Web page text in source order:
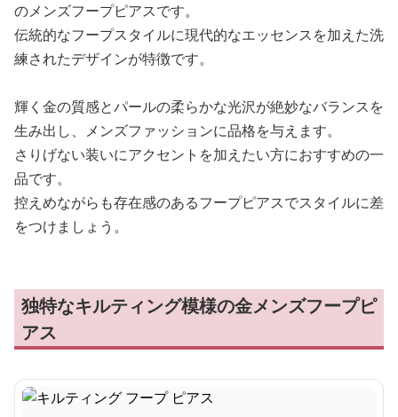
のメンズフープピアスです。
伝統的なフープスタイルに現代的なエッセンスを加えた洗
練されたデザインが特徴です。
輝く金の質感とパールの柔らかな光沢が絶妙なバランスを
生み出し、メンズファッションに品格を与えます。
さりげない装いにアクセントを加えたい方におすすめの一
品です。
控えめながらも存在感のあるフープピアスでスタイルに差
をつけましょう。
独特なキルティング模様の金メンズフープピ
アス